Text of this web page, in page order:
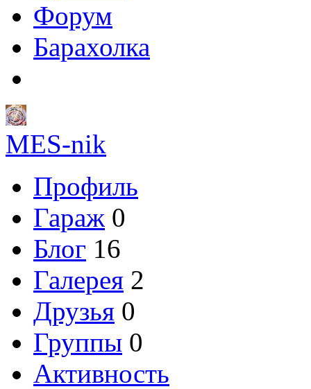
Форум
Барахолка
MES-nik
Профиль
Гараж 0
Блог 16
Галерея 2
Друзья 0
Группы 0
Активность